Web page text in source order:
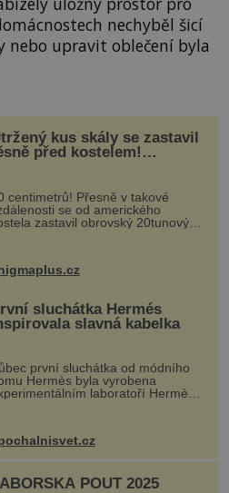
nechyběl šicí
upravit oblečení byla
kus skály se zastavil
před kostelem!
ho boží síla?
centimetrů! Přesně v takové
se od amerického
zastavil obrovský 20tunový
sluchátka Hermés
slavná kabelka
první sluchátka od módního
Hermès byla vyrobena
laboratoří Hermès
POUŤ 2025